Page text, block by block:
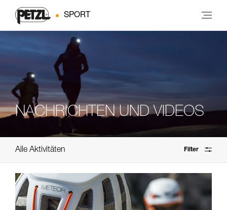
SPORT
NACHRICHTEN UND VIDEOS
Alle Aktivitäten Filter